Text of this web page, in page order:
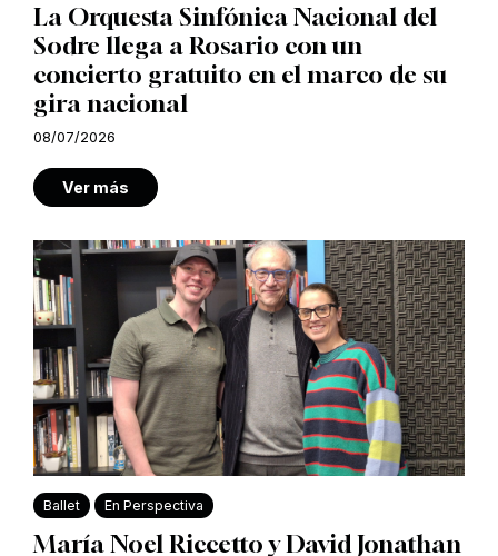
La Orquesta Sinfónica Nacional del
Sodre llega a Rosario con un
concierto gratuito en el marco de su
gira nacional
08/07/2026
Ver más
Ballet En Perspectiva
María Noel Riccetto y David Jonathan